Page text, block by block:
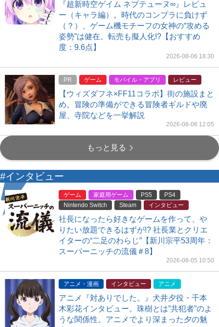
『超新時空ゲイム ネプテューヌ∞』レビュ
ー（キャラ編）。時代のコンプラに負けず
（？）、ゲーム機モチーフの女神の“攻める
姿勢”は健在。転売も擬人化!?【おすすめ
度：9.6点】
2026-08-06 18:30
PR ゲーム モバイル・アプリ レビュー
【ウィズダフネ×FF11コラボ】街の施設まと
め。冒険の準備ができる冒険者ギルドや廃
屋、寺院などを一挙解説
2026-08-06 12:05
もっと見る
#インタビュー
ゲーム 家庭用ゲーム PS5
PS4
Nintendo Switch
Steam インタビュー
社長になったら好きなゲームを作って、や
りたい放題できるはずが!? 社長業とクリエ
イターの“二足のわらじ”【新川宗平53周年：
スーパーニッチの流儀＃8】
2026-08-05 10:50
アニメ・漫画 インタビュー アニメ
アニメ『対ありでした。』犬井夕役・千本
木彩花インタビュー。珠樹とは”共犯者”のよ
うな関係性。アニメでより深まった夕の魅